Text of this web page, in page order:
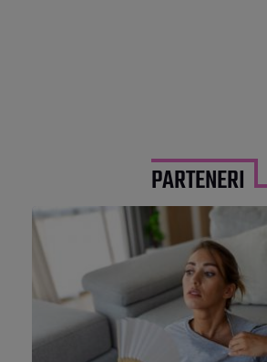
PARTENERI